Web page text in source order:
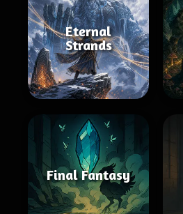
Eternal
Strands
Final Fantasy